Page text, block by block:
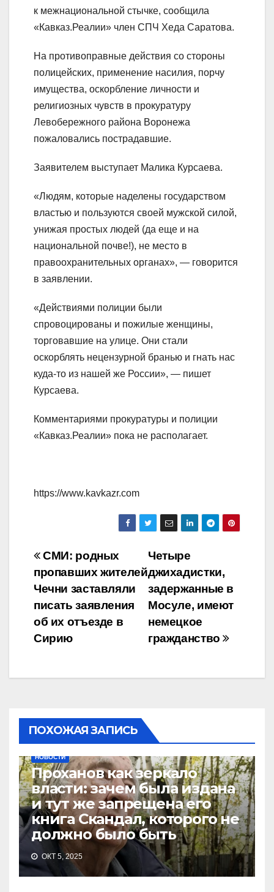
к межнациональной стычке, сообщила
«Кавказ.Реалии» член СПЧ Хеда Саратова.
На противоправные действия со стороны
полицейских, применение насилия, порчу
имущества, оскорбление личности и
религиозных чувств в прокуратуру
Левобережного района Воронежа
пожаловались пострадавшие.
Заявителем выступает Малика Курсаева.
«Людям, которые наделены государством
властью и пользуются своей мужской силой,
унижая простых людей (да еще и на
национальной почве!), не место в
правоохранительных органах», — говорится
в заявлении.
«Действиями полиции были
спровоцированы и пожилые женщины,
торговавшие на улице. Они стали
оскорблять нецензурной бранью и гнать нас
куда-то из нашей же России», — пишет
Курсаева.
Комментариями прокуратуры и полиции
«Кавказ.Реалии» пока не располагает.
https://www.kavkazr.com
Навигация
по
записям
Четыре
джихадистки,
задержанные в
Мосуле, имеют
немецкое
гражданство
СМИ: родных
пропавших жителей
Чечни заставляли
писать заявления
об их отъезде в
Сирию
ПОХОЖАЯ ЗАПИСЬ
НОВОСТИ
Проханов как зеркало
власти: зачем была издана
и тут же запрещена его
книга Скандал, которого не
должно было быть
ОКТ 5, 2025